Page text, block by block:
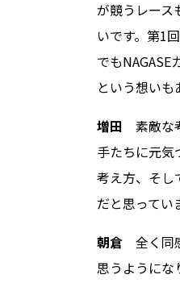
が競うレース
いです。第1
でも
という想いも
増田
素敵な
手たちに元気
考え方、そし
だと思ってい
朝倉
全く同
思うようにな